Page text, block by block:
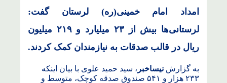
امداد امام خمینی(ره) لرستان گفت:
لرستانی‌ها بیش از ۲۳ میلیارد و ۲۱۹ میلیون
ریال در قالب صدقات به نیازمندان کمک کردند.
به گزارش نیساخبر ، سید حمید علوی با بیان اینکه
۲۳۳ هزار و ۵۴۱ صندوق صدقه کوچک، متوسط و